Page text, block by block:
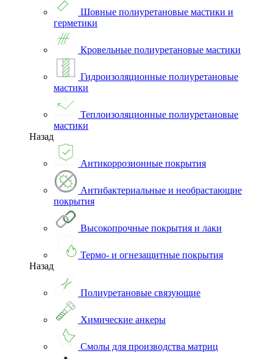
Шовные полиуретановые мастики и
герметики
Кровельные полиуретановые мастики
Гидроизоляционные полиуретановые
мастики
Теплоизоляционные полиуретановые
мастики
Назад
Антикоррозионные покрытия
Антибактериальные и необрастающие
покрытия
Высокопрочные покрытия и лаки
Термо- и огнезащитные покрытия
Назад
Полиуретановые связующие
Химические анкеры
Смолы для производства матриц